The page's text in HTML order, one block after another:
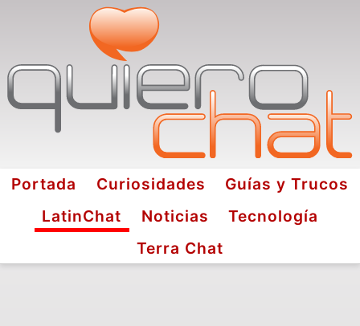
Portada Curiosidades
Guías y Trucos
LatinChat
Noticias
Tecnología
Terra Chat